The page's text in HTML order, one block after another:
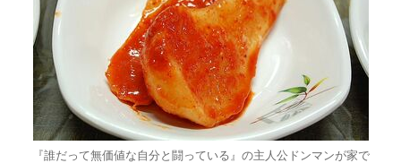
『誰だって無価値な自分と闘っている』の主人公ドンマンが家で